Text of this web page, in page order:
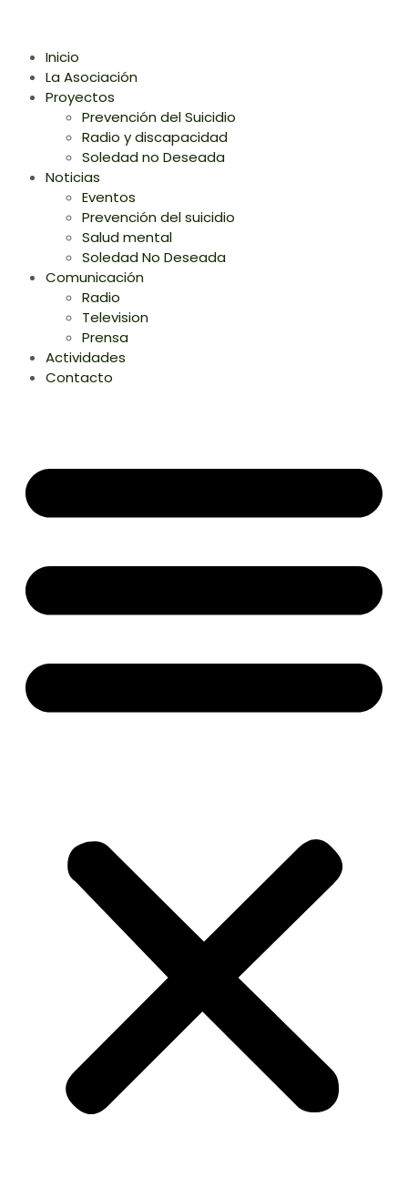
Inicio
La Asociación
Proyectos
Prevención del Suicidio
Radio y discapacidad
Soledad no Deseada
Noticias
Eventos
Prevención del suicidio
Salud mental
Soledad No Deseada
Comunicación
Radio
Television
Prensa
Actividades
Contacto